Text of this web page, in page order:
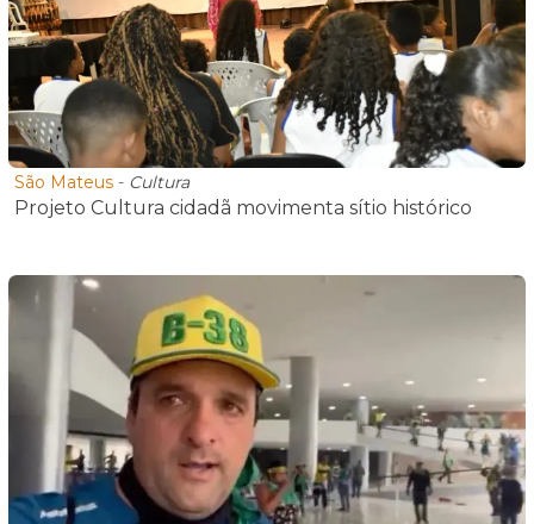
São Mateus - Cultura
Projeto Cultura cidadã movimenta sítio histórico